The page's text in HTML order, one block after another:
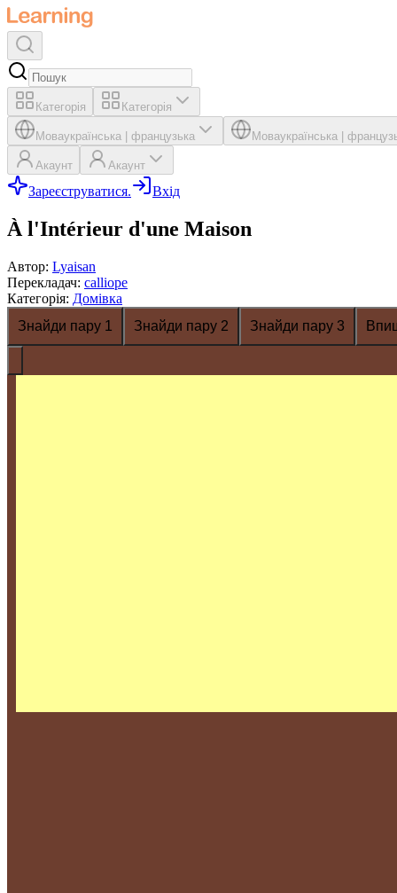
Категорія Категорія
Моваукраїнська французька Моваукраїнська
Акаунт Акаунт
Зареєструватися. Вхід
À l'Intérieur d'une Maison
Автор: Lyaisan
Перекладач: calliope
Категорія: Домівка
Знайди пару 1
Знайди пару 2 Знайди пару 3